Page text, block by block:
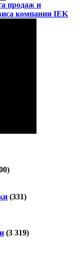
продаж и
компании IEK
(331)
(3 319)